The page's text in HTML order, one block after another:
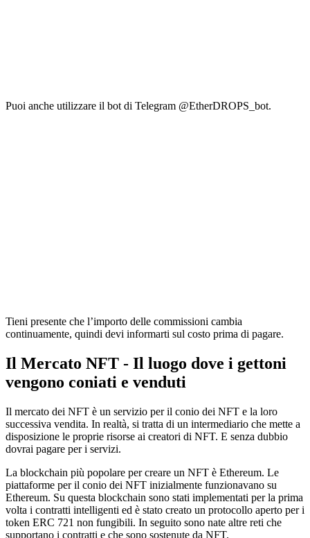
Puoi anche utilizzare il bot di Telegram @EtherDROPS_bot.
Tieni presente che l’importo delle commissioni cambia
continuamente, quindi devi informarti sul costo prima di pagare.
Il Mercato NFT - Il luogo dove i gettoni
vengono coniati e venduti
Il mercato dei NFT è un servizio per il conio dei NFT e la loro
successiva vendita. In realtà, si tratta di un intermediario che mette a
disposizione le proprie risorse ai creatori di NFT. E senza dubbio
dovrai pagare per i servizi.
La blockchain più popolare per creare un NFT è Ethereum. Le
piattaforme per il conio dei NFT inizialmente funzionavano su
Ethereum. Su questa blockchain sono stati implementati per la prima
volta i contratti intelligenti ed è stato creato un protocollo aperto per i
token ERC 721 non fungibili. In seguito sono nate altre reti che
supportano i contratti e che sono sostenute da NFT.